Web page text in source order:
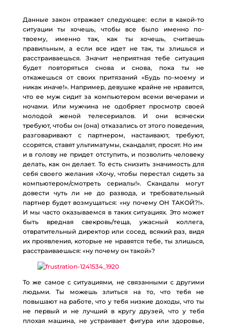
Данные закон отражает следующее: если в какой-то
ситуации ты хочешь, чтобы все было именно по-
твоему, именно так, как ты хочешь, считаешь
правильным, а если все идет не так, ты злишься и
расстраиваешься. Значит неприятная тебе ситуация
будет повторяться снова и снова, пока ты не
откажешься от своих притязаний «Будь по-моему и
никак иначе!». Например, девушке крайне не нравится,
что ее муж сидит за компьютером всеми вечерами и
ночами. Или мужчина не одобряет просмотр своей
молодой женой телесериалов. И они всячески
требуют, чтобы он (она) отказались от этого поведения,
разговаривают с партнером, настаивают, требуют,
ссорятся, ставят ультиматумы, скандалят, просят. Но им
и в голову не придет отступить, и позволить человеку
делать, как он делает. То есть снизить значимость для
себя своего желания «Хочу, чтобы перестал сидеть за
компьютером/смотреть сериалы!». Скандалы могут
довести чуть ли не до развода, и требовательный
партнер будет возмущаться: «ну почему ОН ТАКОЙ?!».
И мы часто оказываемся в таких ситуациях. Это может
быть вредная свекровь/теща, ужасный коллега,
отвратительный директор или сосед, всякий раз, видя
их проявления, которые не нравятся тебе, ты злишься,
расстраиваешься: «ну почему он такой»?
То же самое с ситуациями, не связанными с другими
людьми. Ты можешь злиться на то, что тебя не
повышают на работе, что у тебя низкие доходы, что ты
не первый и не лучший в кругу друзей, что у тебя
плохая машина, не устраивает фигура или здоровье,